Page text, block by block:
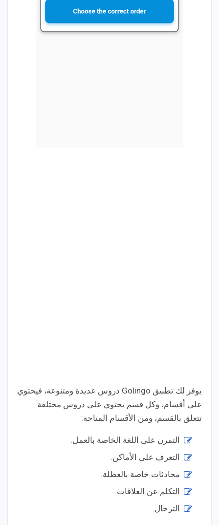
يوفر لك تطبيق Golingo دروس عديدة ومتنوعة، فيحتوي
على أقسام، وكل قسم يحتوي على دروس مختلفة
تتعلق بالقسم، ومن الأقسام المتاحة:
التمرن على اللغة الخاصة بالعمل.
التعرف على الأماكن.
محادثات خاصة بالعطلة.
التكلم عن العلاقات.
الترحال.